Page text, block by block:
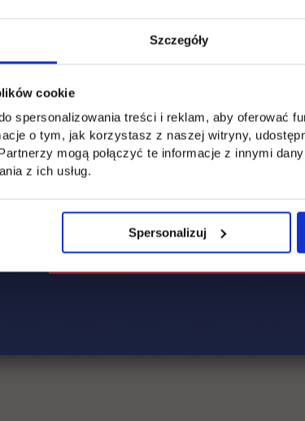
Szczegóły
cookie
spersonalizowania treści i reklam, aby oferować
o tym, jak korzystasz z naszej witryny,
mogą połączyć te informacje z innymi
z ich usług.
Spersonalizuj
się w nowej karcie link otwiera się w nowej